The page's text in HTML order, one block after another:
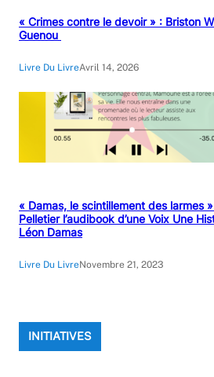
« Crimes contre le devoir » : Briston
Guenou
Livre Du LivreAvril 14, 2026
« Damas, le scintillement des larmes
Pelletier l’audibook d’une Voix Une
Léon Damas
Livre Du LivreNovembre 21, 2023
INITIATIVES